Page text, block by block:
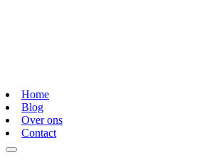
Home
Blog
Over ons
Contact